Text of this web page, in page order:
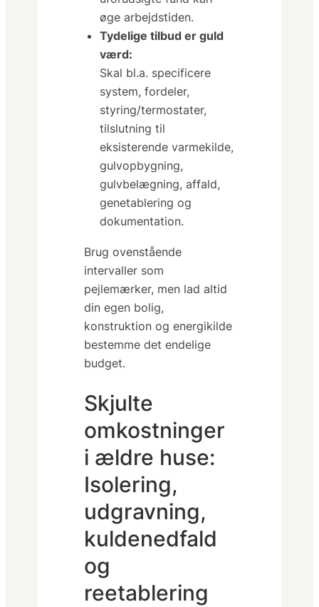
øge arbejdstiden.
Tydelige tilbud er guld
værd:
Skal bl.a. specificere
system, fordeler,
styring/termostater,
tilslutning til
eksisterende varmekilde,
gulvopbygning,
gulvbelægning, affald,
genetablering og
dokumentation.
Brug ovenstående
intervaller som
pejlemærker, men lad altid
din egen bolig,
konstruktion og energikilde
bestemme det endelige
budget.
Skjulte
omkostninger
i ældre huse:
Isolering,
udgravning,
kuldenedfald
og
reetablering